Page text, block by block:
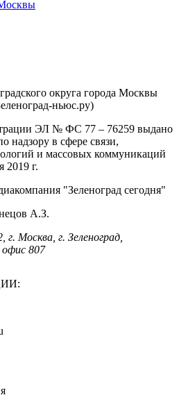
округа города Москвы
ньюс.ру)
ЭЛ № ФС 77 – 76259 выдано
надзору в сфере связи,
и массовых коммуникаций
2019 г.
"Зеленоград сегодня"
А.З.
г. Москва, г. Зеленоград,
офис 807